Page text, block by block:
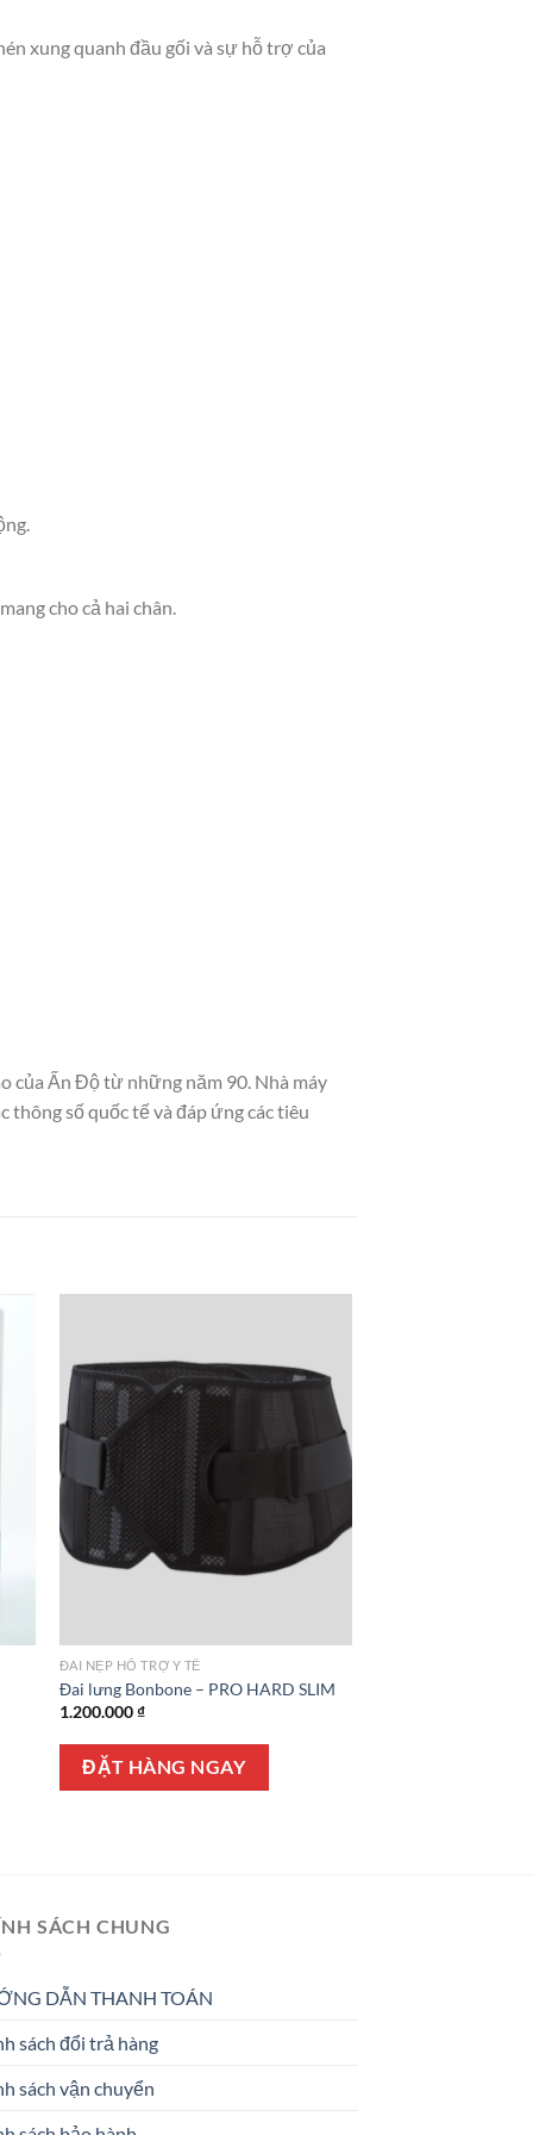
xung quanh đầu gối và sự hỗ trợ của
cho cả hai chân.
của Ấn Độ từ những năm 90. Nhà máy
số quốc tế và đáp ứng các tiêu
ĐAI NẸP HỖ TRỢ Y TẾ
Đai lưng Bonbone – PRO HARD SLIM
1.200.000₫
ĐẶT HÀNG NGAY
SÁCH CHUNG
DẪN THANH TOÁN
sách đổi trả hàng
sách vận chuyển